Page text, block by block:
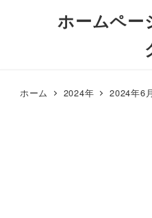
ホームペー
ホーム 2024年 2024年6月